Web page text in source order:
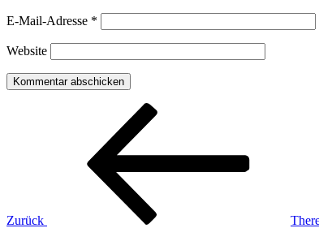
E-Mail-Adresse *
Website
Beitragsnavigation
Zurück